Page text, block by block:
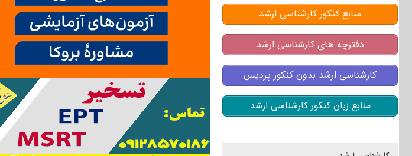
منابع کنکور کارشناسی ارشد
دفترچه های کارشناسی ارشد
کارشناسی ارشد بدون کنکور پردیس
منابع زبان کنکور کارشناسی ارشد